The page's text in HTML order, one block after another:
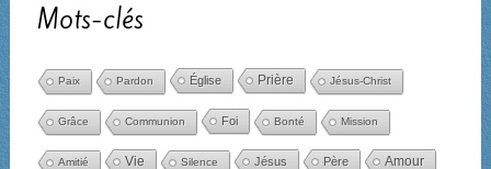
Mots-clés
Paix Pardon Église Prière Jésus-Christ
Grâce Communion Foi Bonté Mission
Amitié Vie Silence Jésus Père Amour